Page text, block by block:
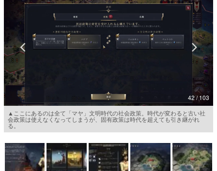
アプリレビュー
その他
電ファミニコゲーマーとは？
運営：株式会社マレ
42 / 103
▲ここにあるのは全て「マヤ」文明時代の社会政策。時代が変わると古い社
会政策は使えなくなってしまうが、固有政策は時代を超えても引き継がれ
る。